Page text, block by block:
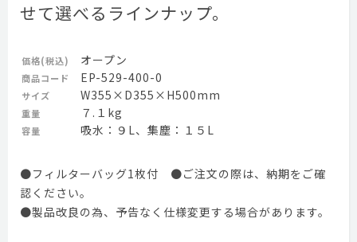
せて選べるラインナップ。
価格(税込) オープン
商品コード EP-529-400-0
サイズ W355×D355×H500mm
重量 ７.１kg
容量 吸水：９L、集塵：１５L
●フィルターバッグ1枚付 ●ご注文の際は、納期をご確
認ください。
●製品改良の為、予告なく仕様変更する場合があります。